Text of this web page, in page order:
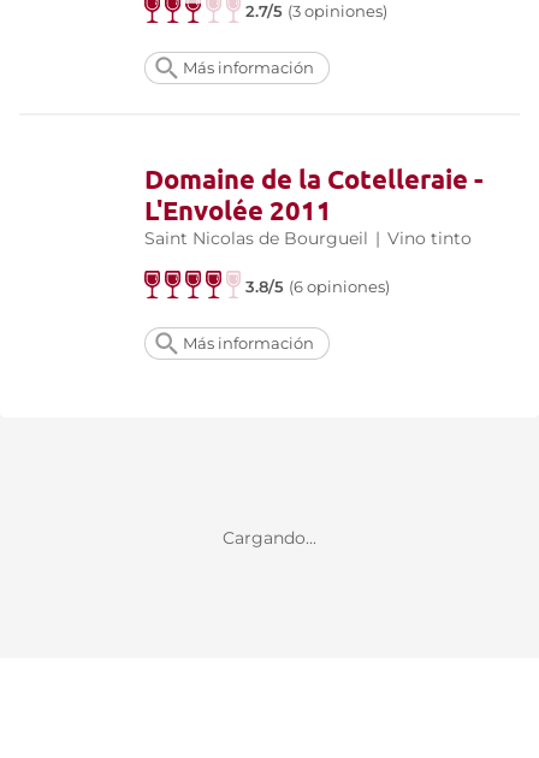
2.7/5 (3 opiniones)
Más información
Domaine de la Cotelleraie -
L'Envolée 2011
Saint Nicolas de Bourgueil | Vino tinto
3.8/5 (6 opiniones)
Más información
Cargando...